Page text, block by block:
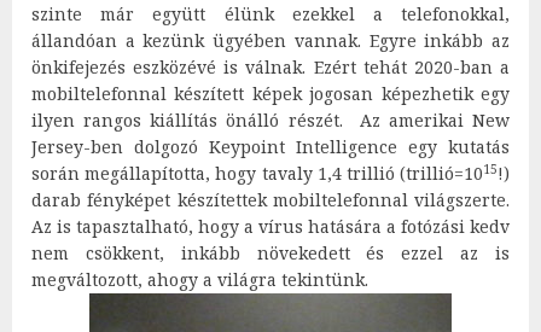
szinte már együtt élünk ezekkel a telefonokkal,
állandóan a kezünk ügyében vannak. Egyre inkább az
önkifejezés eszközévé is válnak. Ezért tehát 2020-ban a
mobiltelefonnal készített képek jogosan képezhetik egy
ilyen rangos kiállítás önálló részét. Az amerikai New
Jersey-ben dolgozó Keypoint Intelligence egy kutatás
során megállapította, hogy tavaly 1,4 trillió (trillió=1015!)
darab fényképet készítettek mobiltelefonnal világszerte.
Az is tapasztalható, hogy a vírus hatására a fotózási kedv
nem csökkent, inkább növekedett és ezzel az is
megváltozott, ahogy a világra tekintünk.